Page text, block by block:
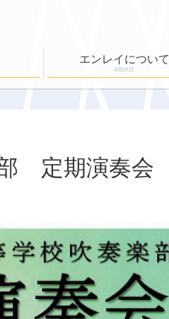
エンレイについて
ABOUT
定期演奏会